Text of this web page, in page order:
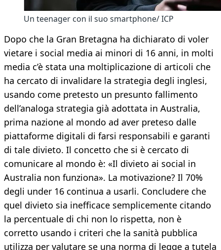
Un teenager con il suo smartphone/ ICP
Dopo che la Gran Bretagna ha dichiarato di voler
vietare i social media ai minori di 16 anni, in molti
media c’è stata una moltiplicazione di articoli che
ha cercato di invalidare la strategia degli inglesi,
usando come pretesto un presunto fallimento
dell’analoga strategia già adottata in Australia,
prima nazione al mondo ad aver preteso dalle
piattaforme digitali di farsi responsabili e garanti
di tale divieto. Il concetto che si è cercato di
comunicare al mondo è: «Il divieto ai social in
Australia non funziona». La motivazione? Il 70%
degli under 16 continua a usarli. Concludere che
quel divieto sia inefficace semplicemente citando
la percentuale di chi non lo rispetta, non è
corretto usando i criteri che la sanità pubblica
utilizza per valutare se una norma di legge a tutela